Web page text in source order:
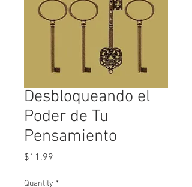
Desbloqueando el
Poder de Tu
Pensamiento
$11.99
Quantity *